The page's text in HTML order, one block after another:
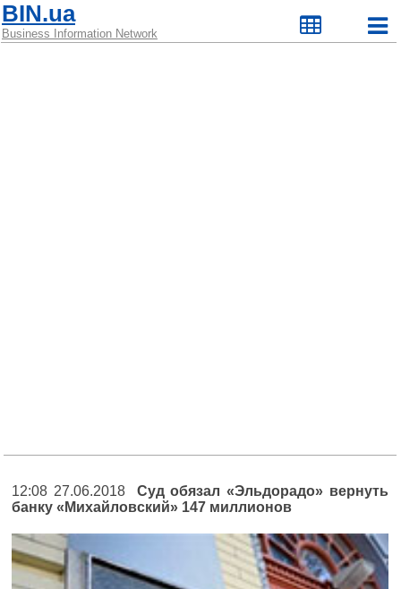
BIN.ua
Business Information Network
12:08 27.06.2018 Суд обязал «Эльдорадо» вернуть
банку «Михайловский» 147 миллионов